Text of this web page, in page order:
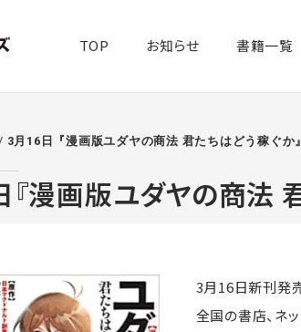
TOP お知らせ 書籍一覧​
/ 3月16日『漫画版ユダヤの商法 君たちはどう稼ぐか
漫画版ユダヤの商法
3月16日新刊発
全国の書店、ネ